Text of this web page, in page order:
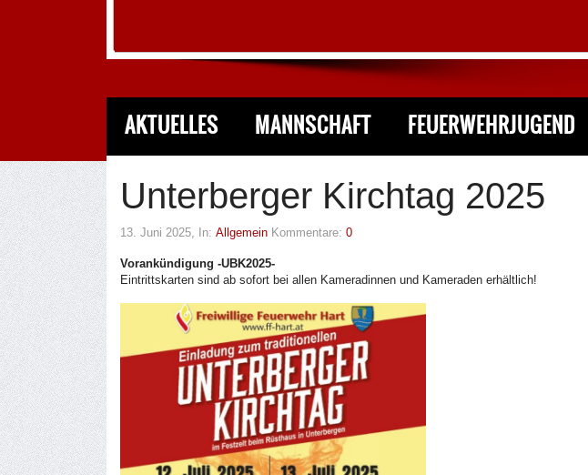
AKTUELLES MANNSCHAFT FEUERWEHRJUGEND
Unterberger Kirchtag 2025
13. Juni 2025, In: Allgemein Kommentare: 0
Vorankündigung -UBK2025-
Eintrittskarten sind ab sofort bei allen Kameradinnen und Kameraden erhältlich!